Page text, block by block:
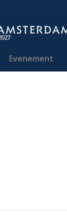
Evenement